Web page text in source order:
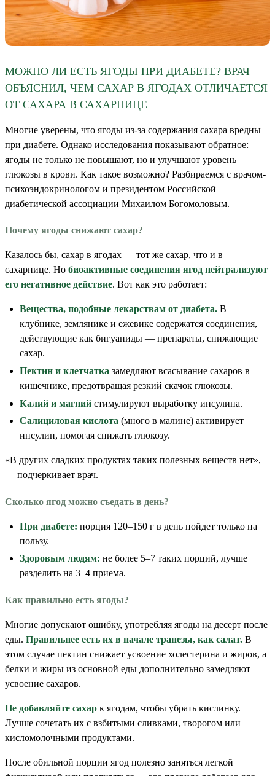
МОЖНО ЛИ ЕСТЬ ЯГОДЫ ПРИ ДИАБЕТЕ? ВРАЧ
ОБЪЯСНИЛ, ЧЕМ САХАР В ЯГОДАХ ОТЛИЧАЕТСЯ
ОТ САХАРА В САХАРНИЦЕ
Многие уверены, что ягоды из-за содержания сахара вредны
при диабете. Однако исследования показывают обратное:
ягоды не только не повышают, но и улучшают уровень
глюкозы в крови. Как такое возможно? Разбираемся с врачом-
психоэндокринологом и президентом Российской
диабетической ассоциации Михаилом Богомоловым.
Почему ягоды снижают сахар?
Казалось бы, сахар в ягодах — тот же сахар, что и в
сахарнице. Но биоактивные соединения ягод нейтрализуют
его негативное действие. Вот как это работает:
Вещества, подобные лекарствам от диабета. В
клубнике, землянике и ежевике содержатся соединения,
действующие как бигуаниды — препараты, снижающие
сахар.
Пектин и клетчатка замедляют всасывание сахаров в
кишечнике, предотвращая резкий скачок глюкозы.
Калий и магний стимулируют выработку инсулина.
Салициловая кислота (много в малине) активирует
инсулин, помогая снижать глюкозу.
«В других сладких продуктах таких полезных веществ нет»,
— подчеркивает врач.
Сколько ягод можно съедать в день?
При диабете: порция 120–150 г в день пойдет только на
пользу.
Здоровым людям: не более 5–7 таких порций, лучше
разделить на 3–4 приема.
Как правильно есть ягоды?
Многие допускают ошибку, употребляя ягоды на десерт после
еды. Правильнее есть их в начале трапезы, как салат. В
этом случае пектин снижает усвоение холестерина и жиров, а
белки и жиры из основной еды дополнительно замедляют
усвоение сахаров.
Не добавляйте сахар к ягодам, чтобы убрать кислинку.
Лучше сочетать их с взбитыми сливками, творогом или
кисломолочными продуктами.
После обильной порции ягод полезно заняться легкой